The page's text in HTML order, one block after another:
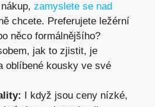
zamyslete se nad
chcete. Preferujete ležérní
něco formálnějšího?
jak to zjistit, je
oblíbené kousky ve své
I když jsou ceny nízké,